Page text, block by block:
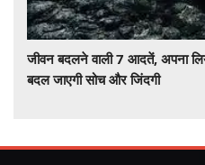
जीवन बदलने वाली 7 आदतें, अपना
बदल जाएगी सोच और जिंदगी